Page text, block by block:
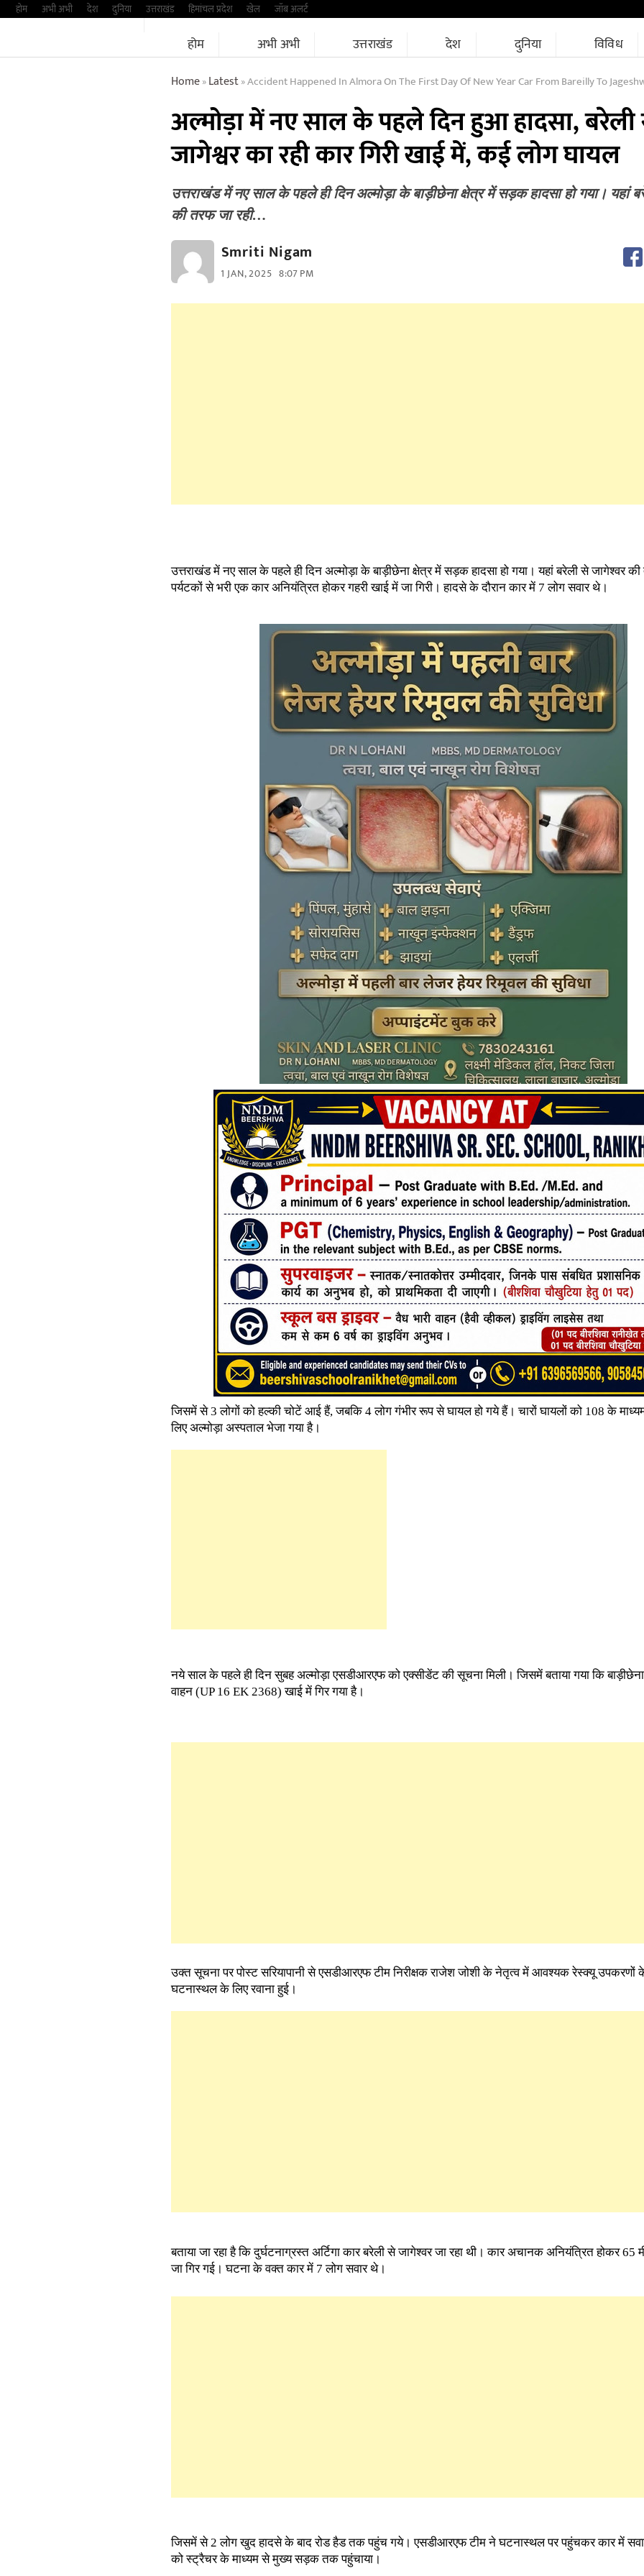
Skipहोम अभी अभी देश दुनिया उत्तराखंड हिमांचल प्रदेश खेल जॉब अलर्ट
होम अभी अभी उत्तराखंड देश दुनिया विविध
Home»Latest»Accident Happened In Almora On The First Day Of New Year Car From Bareilly To Jageshwar Fell Into A Ditch
अल्मोड़ा में नए साल के पहले दिन हुआ हादसा,
जागेश्वर का रही कार गिरी खाई में, कई लोग घायल
उत्तराखंड में नए साल के पहले ही दिन अल्मोड़ा के बाड़ीछेना क्षेत्र में सड़क हादसा हो गया। यहां
की तरफ जा रही…
Smriti Nigam
1 JAN, 2025 8:07 PM
उत्तराखंड में नए साल के पहले ही दिन अल्मोड़ा के बाड़ीछेना क्षेत्र में सड़क हादसा हो गया। यहां बरेली से जागेश्वर की
पर्यटकों से भरी एक कार अनियंत्रित होकर गहरी खाई में जा गिरी। हादसे के दौरान कार में 7 लोग सवार थे।
जिसमें से 3 लोगों को हल्की चोटें आई हैं, जबकि 4 लोग गंभीर रूप से घायल हो गये हैं। चारों घायलों को 108 के
लिए अल्मोड़ा अस्पताल भेजा गया है।
नये साल के पहले ही दिन सुबह अल्मोड़ा एसडीआरएफ को एक्सीडेंट की सूचना मिली। जिसमें बताया गया कि
वाहन (UP 16 EK 2368) खाई में गिर गया है।
उक्त सूचना पर पोस्ट सरियापानी से एसडीआरएफ टीम निरीक्षक राजेश जोशी के नेतृत्व में आवश्यक रेस्क्यू उपकरणों
घटनास्थल के लिए रवाना हुई।
बताया जा रहा है कि दुर्घटनाग्रस्त अर्टिगा कार बरेली से जागेश्वर जा रहा थी। कार अचानक अनियंत्रित होकर 65
जा गिर गई। घटना के वक्त कार में 7 लोग सवार थे।
जिसमें से 2 लोग खुद हादसे के बाद रोड हैड तक पहुंच गये। एसडीआरएफ टीम ने घटनास्थल पर पहुंचकर कार में सवार
को स्ट्रैचर के माध्यम से मुख्य सड़क तक पहुंचाया।